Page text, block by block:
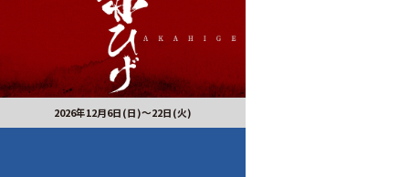
2026年12月6日(日)～22日(火)